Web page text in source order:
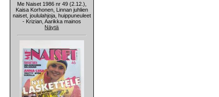
Me Naiset 1986 nr 49 (2.12.),
Kaisa Korhonen, Linnan juhlien
naiset, joululahjoja, huippuneuleet
- Krizian, Aarikka mainos
Näytä